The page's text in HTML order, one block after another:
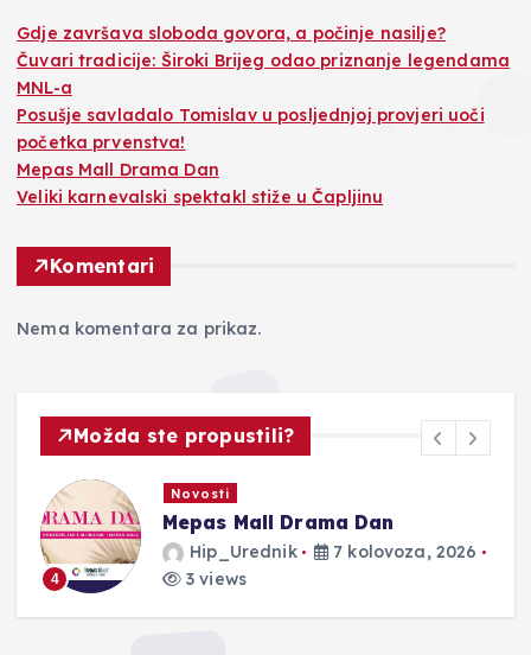
Gdje završava sloboda govora, a počinje nasilje?
Čuvari tradicije: Široki Brijeg odao priznanje legendama
MNL-a
Posušje savladalo Tomislav u posljednjoj provjeri uoči
početka prvenstva!
Mepas Mall Drama Dan
Veliki karnevalski spektakl stiže u Čapljinu
Komentari
Nema komentara za prikaz.
Možda ste propustili?
4
Novosti
Mepas Mall Drama Dan
Hip_Urednik
7 kolovoza, 2026
3 views